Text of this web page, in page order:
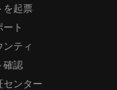
を起票
ート
ンティ
確認
センター